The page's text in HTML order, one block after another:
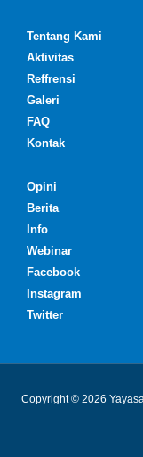
Tentang Kami
Aktivitas
Reffrensi
Galeri
FAQ
Kontak
Opini
Berita
Info
Webinar
Facebook
Instagram
Twitter
Copyright © 2026